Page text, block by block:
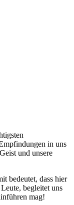
in uns
und unsere
bedeutet, dass hier
begleitet uns
mag!